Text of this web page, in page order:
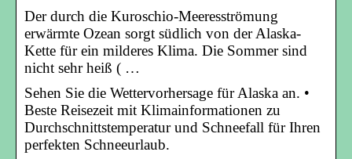
Der durch die Kuroschio-Meeresströmung
erwärmte Ozean sorgt südlich von der Alaska-
Kette für ein milderes Klima. Die Sommer sind
nicht sehr heiß ( …
Sehen Sie die Wettervorhersage für Alaska an. •
Beste Reisezeit mit Klimainformationen zu
Durchschnittstemperatur und Schneefall für Ihren
perfekten Schneeurlaub.